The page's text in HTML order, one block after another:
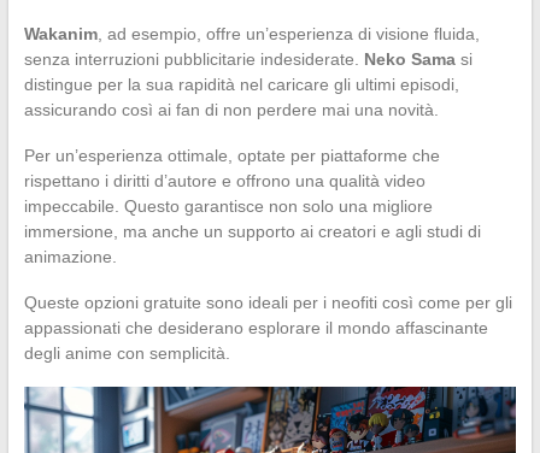
Wakanim, ad esempio, offre un’esperienza di visione fluida,
senza interruzioni pubblicitarie indesiderate. Neko Samasi
distingue per la sua rapidità nel caricare gli ultimi episodi,
assicurando così ai fan di non perdere mai una novità.
Per un’esperienza ottimale, optate per piattaforme che
rispettano i diritti d’autore e offrono una qualità video
impeccabile. Questo garantisce non solo una migliore
immersione, ma anche un supporto ai creatori e agli studi di
animazione.
Queste opzioni gratuite sono ideali per i neofiti così come per gli
appassionati che desiderano esplorare il mondo affascinante
degli anime con semplicità.